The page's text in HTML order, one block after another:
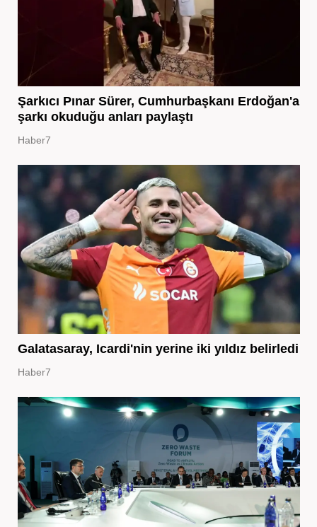
Şarkıcı Pınar Sürer, Cumhurbaşkanı Erdoğan'a
şarkı okuduğu anları paylaştı
Haber7
Galatasaray, Icardi'nin yerine iki yıldız belirledi
Haber7